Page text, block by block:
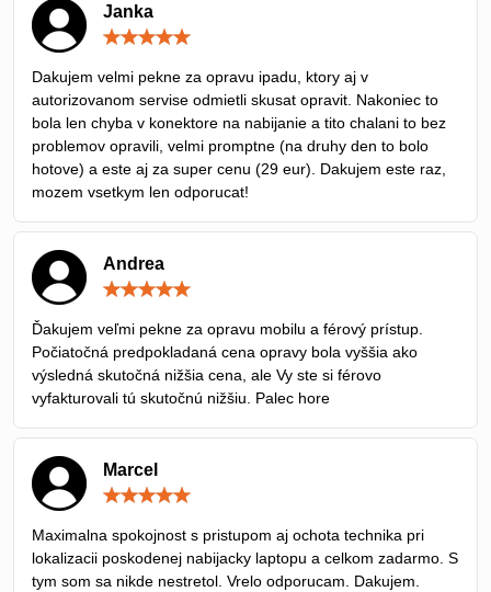
Janka
5
Dakujem velmi pekne za opravu ipadu, ktory aj v
autorizovanom servise odmietli skusat opravit. Nakoniec to
bola len chyba v konektore na nabijanie a tito chalani to bez
problemov opravili, velmi promptne (na druhy den to bolo
hotove) a este aj za super cenu (29 eur). Dakujem este raz,
mozem vsetkym len odporucat!
Andrea
5
Ďakujem veľmi pekne za opravu mobilu a férový prístup.
Počiatočná predpokladaná cena opravy bola vyššia ako
výsledná skutočná nižšia cena, ale Vy ste si férovo
vyfakturovali tú skutočnú nižšiu. Palec hore
Marcel
5
Maximalna spokojnost s pristupom aj ochota technika pri
lokalizacii poskodenej nabijacky laptopu a celkom zadarmo. S
tym som sa nikde nestretol. Vrelo odporucam. Dakujem.